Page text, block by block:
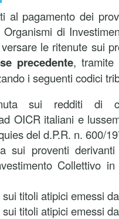
al pagamento dei
di
le ritenute sui
precedente, tramite
i seguenti codici
sui redditi di
OICR italiani e
del d.P.R. n. 600/
sui proventi
Collettivo
titoli atipici emessi
titoli atipici emessi